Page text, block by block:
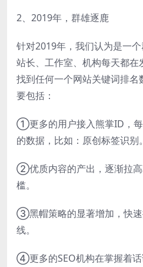
2、2019年，群雄逐鹿
针对2019年，我们认为是一个
站长、工作室、机构每天都
找到任何一个网站关键词排
要包括：
①更多的用户接入熊掌ID，
的数据，比如：原创标签识别。
②优质内容的产出，逐渐拉高
槛。
③黑帽策略的显著增加，快
线。
④更多的SEO机构在掌握着话